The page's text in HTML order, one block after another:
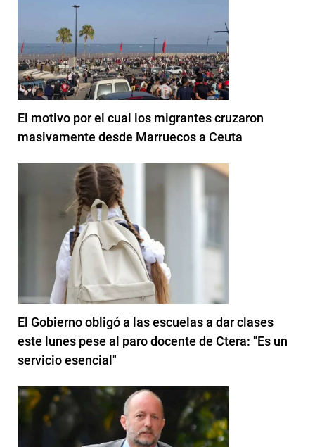
El motivo por el cual los migrantes cruzaron
masivamente desde Marruecos a Ceuta
El Gobierno obligó a las escuelas a dar clases
este lunes pese al paro docente de Ctera: "Es un
servicio esencial"